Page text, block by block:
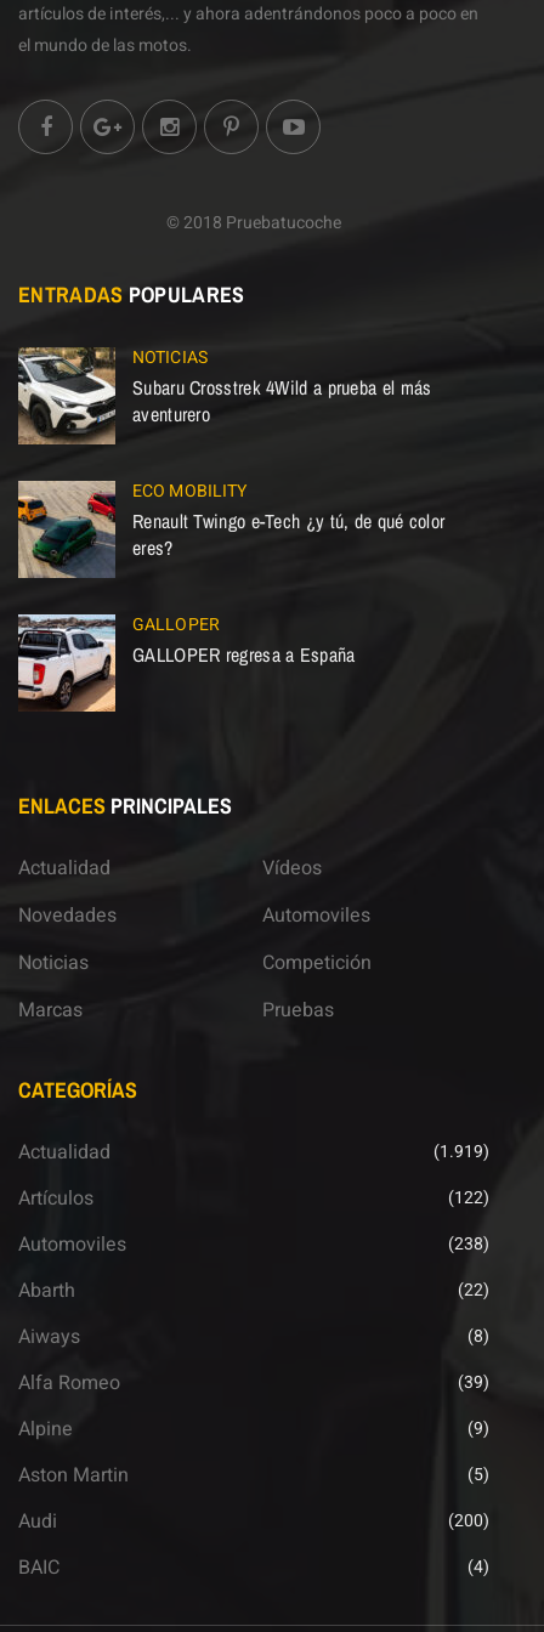
artículos de interés,... y ahora adentrándonos poco a poco en
el mundo de las motos.
© 2018 Pruebatucoche
ENTRADAS POPULARES
NOTICIAS
Subaru Crosstrek 4Wild a prueba el más
aventurero
ECO MOBILITY
Renault Twingo e-Tech ¿y tú, de qué color
eres?
GALLOPER
GALLOPER regresa a España
ENLACES PRINCIPALES
Actualidad
Novedades
Noticias
Marcas
Vídeos
Automoviles
Competición
Pruebas
CATEGORÍAS
Actualidad (1.919)
Artículos (122)
Automoviles (238)
Abarth (22)
Aiways (8)
Alfa Romeo (39)
Alpine (9)
Aston Martin (5)
Audi (200)
BAIC (4)